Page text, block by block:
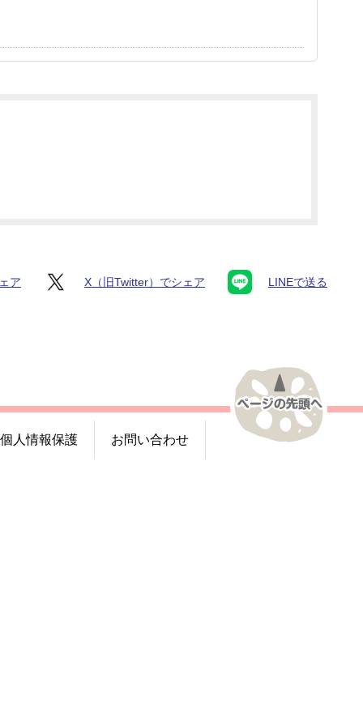
ア X（旧Twitter）でシェア LINEで送る
個人情報保護 お問い合わせ